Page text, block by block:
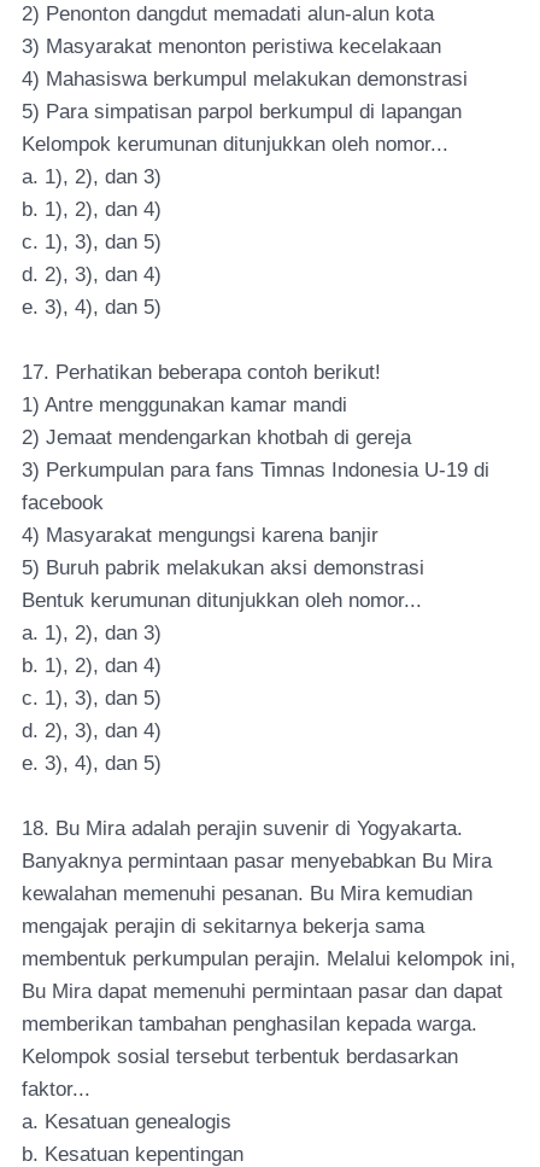
2) Penonton dangdut memadati alun-alun kota
3) Masyarakat menonton peristiwa kecelakaan
4) Mahasiswa berkumpul melakukan demonstrasi
5) Para simpatisan parpol berkumpul di lapangan
Kelompok kerumunan ditunjukkan oleh nomor...
a. 1), 2), dan 3)
b. 1), 2), dan 4)
c. 1), 3), dan 5)
d. 2), 3), dan 4)
e. 3), 4), dan 5)
17. Perhatikan beberapa contoh berikut!
1) Antre menggunakan kamar mandi
2) Jemaat mendengarkan khotbah di gereja
3) Perkumpulan para fans Timnas Indonesia U-19 di
facebook
4) Masyarakat mengungsi karena banjir
5) Buruh pabrik melakukan aksi demonstrasi
Bentuk kerumunan ditunjukkan oleh nomor...
a. 1), 2), dan 3)
b. 1), 2), dan 4)
c. 1), 3), dan 5)
d. 2), 3), dan 4)
e. 3), 4), dan 5)
18. Bu Mira adalah perajin suvenir di Yogyakarta.
Banyaknya permintaan pasar menyebabkan Bu Mira
kewalahan memenuhi pesanan. Bu Mira kemudian
mengajak perajin di sekitarnya bekerja sama
membentuk perkumpulan perajin. Melalui kelompok ini,
Bu Mira dapat memenuhi permintaan pasar dan dapat
memberikan tambahan penghasilan kepada warga.
Kelompok sosial tersebut terbentuk berdasarkan
faktor...
a. Kesatuan genealogis
b. Kesatuan kepentingan